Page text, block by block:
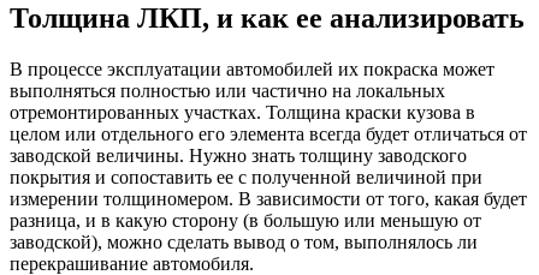
Толщина ЛКП, и как ее анализировать
В процессе эксплуатации автомобилей их покраска может
выполняться полностью или частично на локальных
отремонтированных участках. Толщина краски кузова в
целом или отдельного его элемента всегда будет отличаться от
заводской величины. Нужно знать толщину заводского
покрытия и сопоставить ее с полученной величиной при
измерении толщиномером. В зависимости от того, какая будет
разница, и в какую сторону (в большую или меньшую от
заводской), можно сделать вывод о том, выполнялось ли
перекрашивание автомобиля.